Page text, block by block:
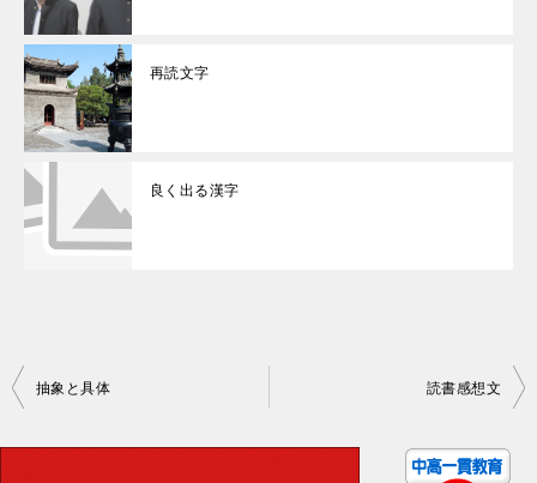
再読文字
良く出る漢字
投
抽象と具体 読書感想文